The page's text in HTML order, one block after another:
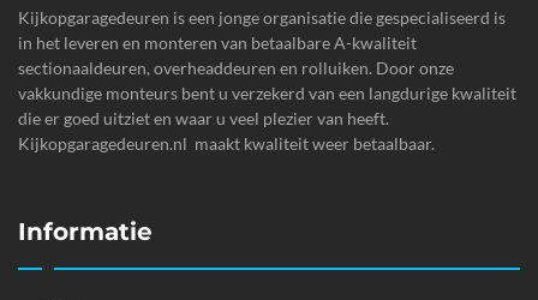
Kijkopgaragedeuren is een jonge organisatie die gespecialiseerd is
in het leveren en monteren van betaalbare A-kwaliteit
sectionaaldeuren, overheaddeuren en rolluiken. Door onze
vakkundige monteurs bent u verzekerd van een langdurige kwaliteit
die er goed uitziet en waar u veel plezier van heeft.
Kijkopgaragedeuren.nl maakt kwaliteit weer betaalbaar.
Informatie